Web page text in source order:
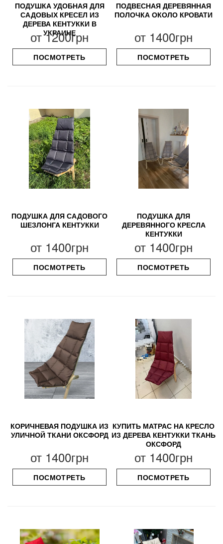
ПОДУШКА УДОБНАЯ ДЛЯ
САДОВЫХ КРЕСЕЛ ИЗ
ДЕРЕВА КЕНТУККИ В
УКРАИНЕ
от1200грн
ПОСМОТРЕТЬ
ПОДВЕСНАЯ ДЕРЕВЯННАЯ
ПОЛОЧКА ОКОЛО КРОВАТИ
от 1400грн
ПОСМОТРЕТЬ
ПОДУШКА ДЛЯ САДОВОГО
ШЕЗЛОНГА КЕНТУККИ
от 1400грн
ПОСМОТРЕТЬ
ПОДУШКА ДЛЯ
ДЕРЕВЯННОГО КРЕСЛА
КЕНТУККИ
от 1400грн
ПОСМОТРЕТЬ
КОРИЧНЕВАЯ ПОДУШКА ИЗ
УЛИЧНОЙ ТКАНИ ОКСФОРД
от 1400грн
ПОСМОТРЕТЬ
КУПИТЬ МАТРАС НА КРЕСЛО
ИЗ ДЕРЕВА КЕНТУККИ ТКАНЬ
ОКСФОРД
от 1400грн
ПОСМОТРЕТЬ